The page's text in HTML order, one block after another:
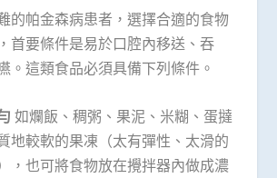
的帕金森病患者，選擇合適的食物
首要條件是易於口腔內移送、吞
。這類食品必須具備下列條件。
如爛飯、稠粥、果泥、米糊、蛋撻
地較軟的果凍（太有彈性、太滑的
，也可將食物放在攪拌器內做成濃